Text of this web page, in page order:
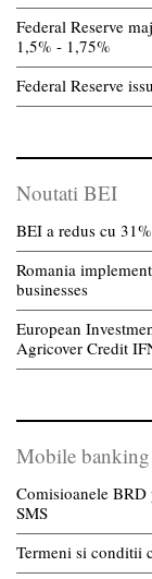
Federal Reserve
1,5% - 1,75%
Federal Reserve
Noutati BEI
BEI a redus cu
Romania
businesses
European
Agricover Credit
Mobile banking
Comisioanele
SMS
Termeni si conditii